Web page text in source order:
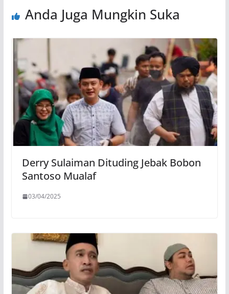
Anda Juga Mungkin Suka
Derry Sulaiman Dituding Jebak Bobon
Santoso Mualaf
03/04/2025